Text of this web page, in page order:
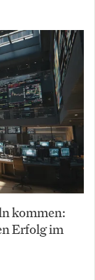
kommen:
Erfolg im